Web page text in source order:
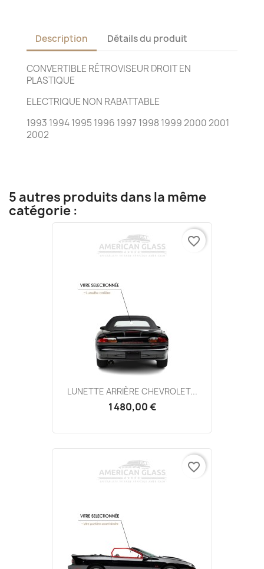
Description Détails du produit
CONVERTIBLE RÉTROVISEUR DROIT EN
PLASTIQUE
ELECTRIQUE NON RABATTABLE
1993 1994 1995 1996 1997 1998 1999 2000 2001
2002
5 autres produits dans la même
catégorie :
LUNETTE ARRIÈRE CHEVROLET...
1 480,00 €
favorite_border
favorite_border